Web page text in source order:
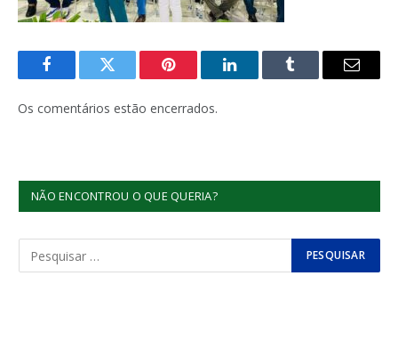
FacebookTwitter Pinterest LinkedInTumblr
E-
Os comentários estão encerrados.
NÃO ENCONTROU O QUE QUERIA?